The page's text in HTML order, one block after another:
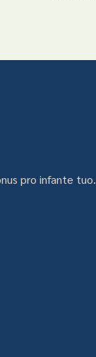
pro infante tuo.